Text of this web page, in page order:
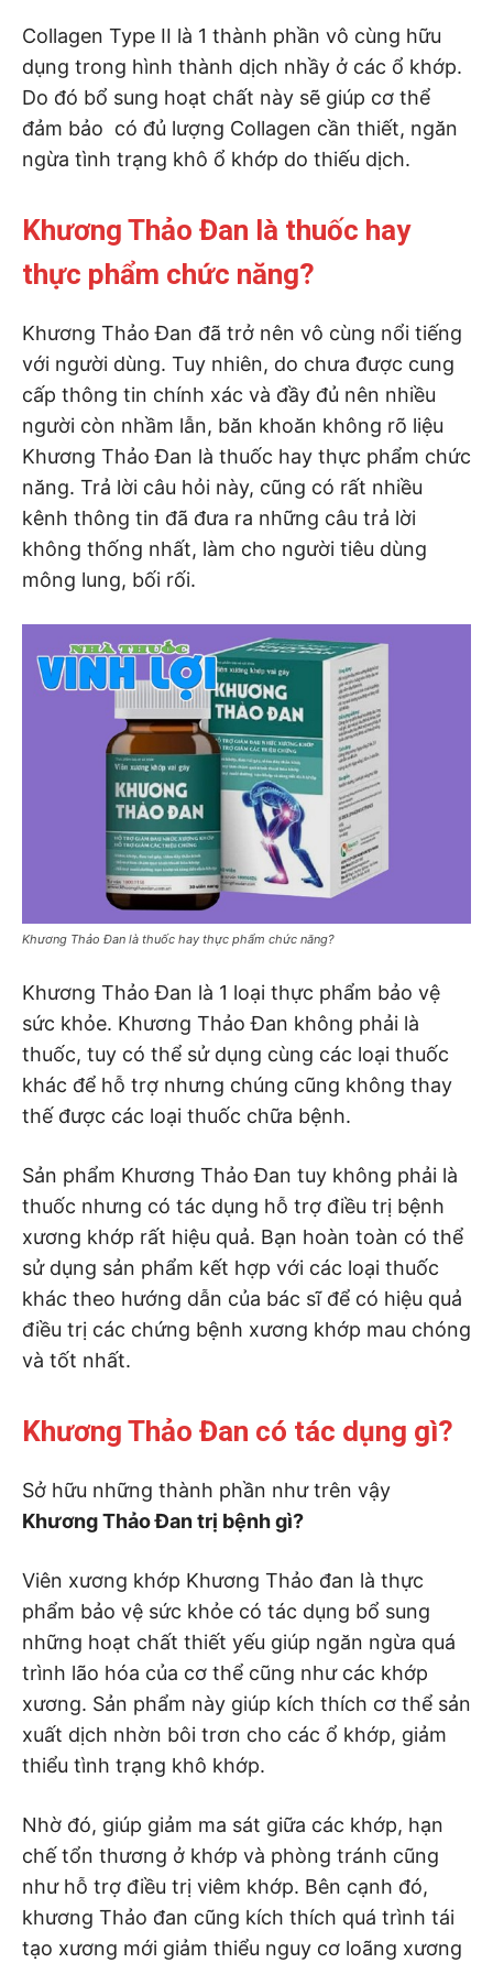
Collagen Type II là 1 thành phần vô cùng hữu
dụng trong hình thành dịch nhầy ở các ổ khớp.
Do đó bổ sung hoạt chất này sẽ giúp cơ thể
đảm bảo có đủ lượng Collagen cần thiết, ngăn
ngừa tình trạng khô ổ khớp do thiếu dịch.
Khương Thảo Đan là thuốc hay
thực phẩm chức năng?
Khương Thảo Đan đã trở nên vô cùng nổi tiếng
với người dùng. Tuy nhiên, do chưa được cung
cấp thông tin chính xác và đầy đủ nên nhiều
người còn nhầm lẫn, băn khoăn không rõ liệu
Khương Thảo Đan là thuốc hay thực phẩm chức
năng. Trả lời câu hỏi này, cũng có rất nhiều
kênh thông tin đã đưa ra những câu trả lời
không thống nhất, làm cho người tiêu dùng
mông lung, bối rối.
Khương Thảo Đan là thuốc hay thực phẩm chức năng?
Khương Thảo Đan là 1 loại thực phẩm bảo vệ
sức khỏe. Khương Thảo Đan không phải là
thuốc, tuy có thể sử dụng cùng các loại thuốc
khác để hỗ trợ nhưng chúng cũng không thay
thế được các loại thuốc chữa bệnh.
Sản phẩm Khương Thảo Đan tuy không phải là
thuốc nhưng có tác dụng hỗ trợ điều trị bệnh
xương khớp rất hiệu quả. Bạn hoàn toàn có thể
sử dụng sản phẩm kết hợp với các loại thuốc
khác theo hướng dẫn của bác sĩ để có hiệu quả
điều trị các chứng bệnh xương khớp mau chóng
và tốt nhất.
Khương Thảo Đan có tác dụng gì?
Sở hữu những thành phần như trên vậy
Khương Thảo Đan trị bệnh gì?
Viên xương khớp Khương Thảo đan là thực
phẩm bảo vệ sức khỏe có tác dụng bổ sung
những hoạt chất thiết yếu giúp ngăn ngừa quá
trình lão hóa của cơ thể cũng như các khớp
xương. Sản phẩm này giúp kích thích cơ thể sản
xuất dịch nhờn bôi trơn cho các ổ khớp, giảm
thiểu tình trạng khô khớp.
Nhờ đó, giúp giảm ma sát giữa các khớp, hạn
chế tổn thương ở khớp và phòng tránh cũng
như hỗ trợ điều trị viêm khớp. Bên cạnh đó,
khương Thảo đan cũng kích thích quá trình tái
tạo xương mới giảm thiểu nguy cơ loãng xương